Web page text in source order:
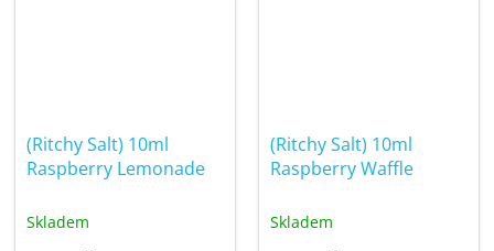
(Ritchy Salt) 10ml
Raspberry Lemonade
Skladem
(Ritchy Salt) 10ml
Raspberry Waffle
Skladem